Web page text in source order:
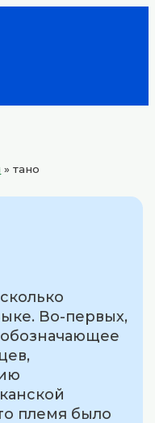
»тано
Во-первых,
племя было